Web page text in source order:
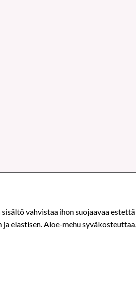
vahvistaa ihon suojaavaa
elastisen. Aloe-mehu